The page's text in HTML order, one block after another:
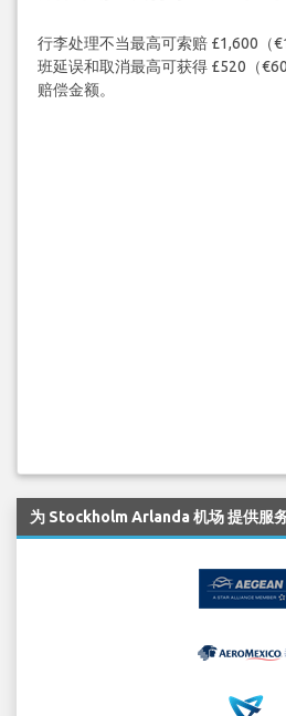
行李处理不当最高可索赔 £1,600（
班延误和取消最高可获得 £520（
赔偿金额。
为 Stockholm Arlanda 机场 提供服